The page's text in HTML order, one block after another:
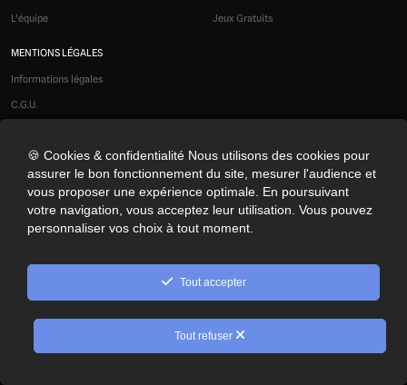
L'équipe
Jeux Gratuits
MENTIONS LÉGALES
Informations légales
C.G.U.
Modération
Confidentialité
Cookies
Préférences cookies
NOS RÉSEAUX SOCIAUX
© 2026 Optimus Gaming. Tous droits réservés.
🍪 Cookies & confidentialité Nous utilisons des cookies pour
assurer le bon fonctionnement du site, mesurer l'audience et
vous proposer une expérience optimale. En poursuivant
votre navigation, vous acceptez leur utilisation. Vous pouvez
personnaliser vos choix à tout moment.
Tout accepter
Tout refuser